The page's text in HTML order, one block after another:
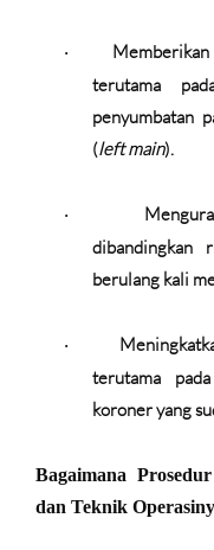
·
terutama
penyumbatan
(left main).
·
dibandingkan
berulang kali
·
terutama
koroner yang
Bagaimana
dan Teknik